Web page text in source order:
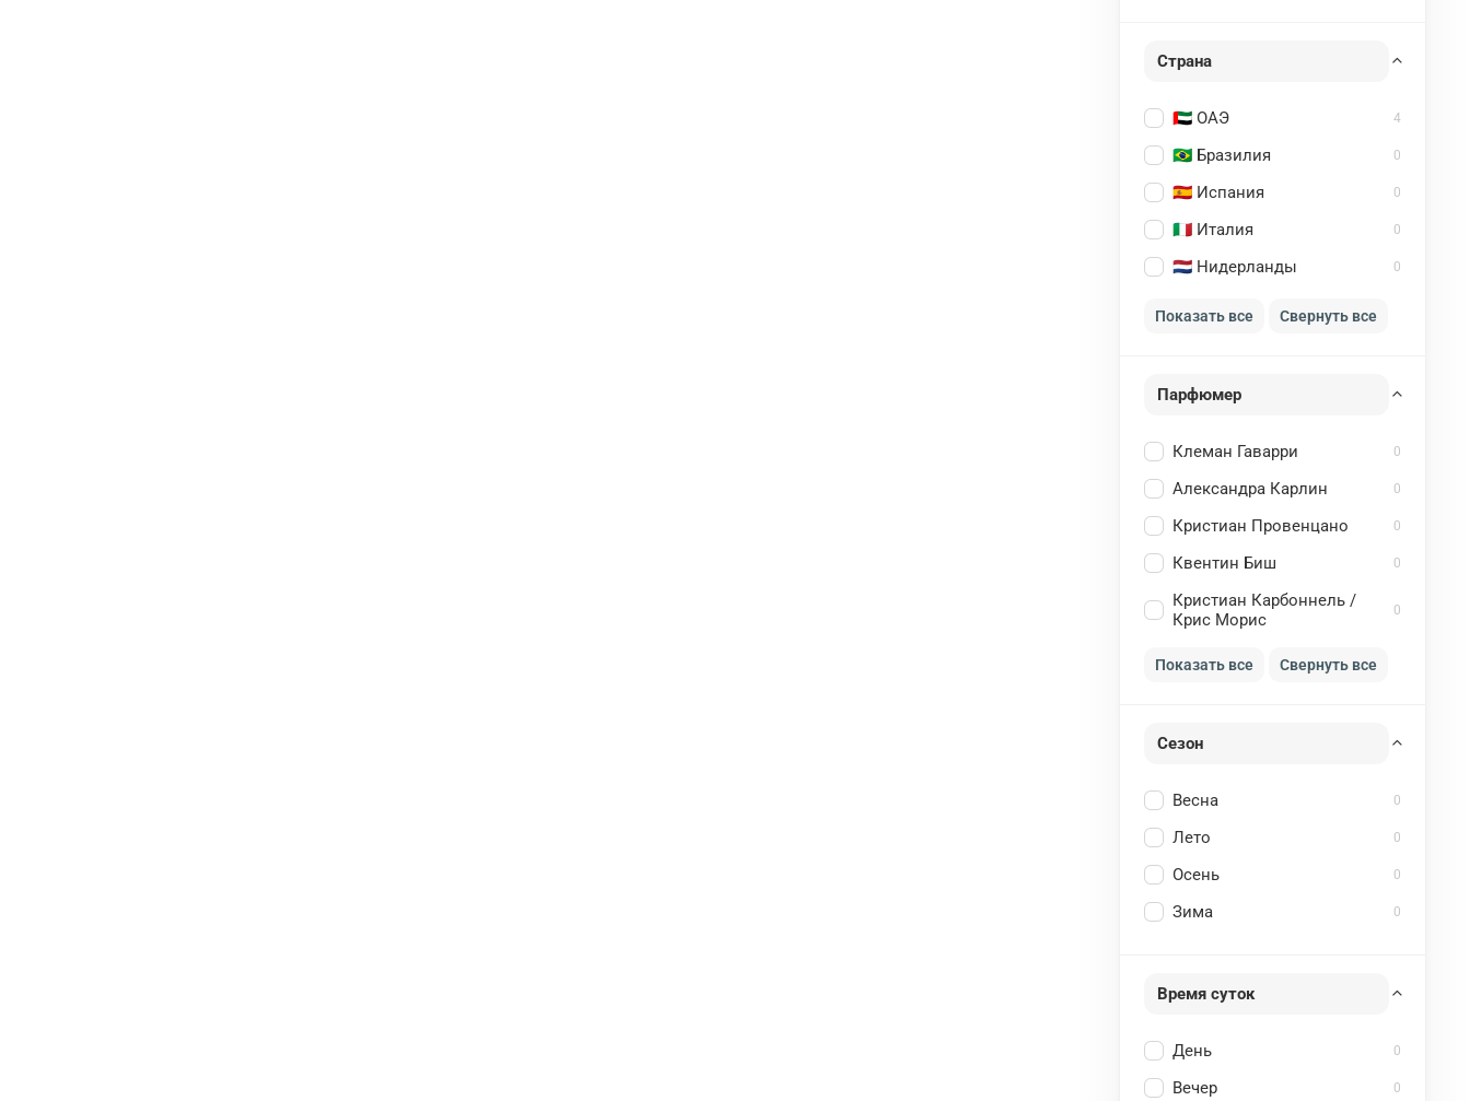
Страна
🇦🇪 ОАЭ 4
🇧🇷 Бразилия 0
🇪🇸 Испания 0
🇮🇹 Италия 0
🇳🇱 Нидерланды 0
Показать все Свернуть все
Парфюмер
Клеман Гаварри 0
Александра Карлин 0
Кристиан Провенцано 0
Квентин Биш 0
Кристиан Карбоннель /
Крис Морис
0
Показать все Свернуть все
Сезон
Весна 0
Лето 0
Осень 0
Зима 0
Время суток
День 0
Вечер 0